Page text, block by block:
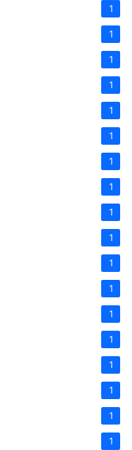
1
1
1
1
1
1
1
1
1
1
1
1
1
1
1
1
1
1